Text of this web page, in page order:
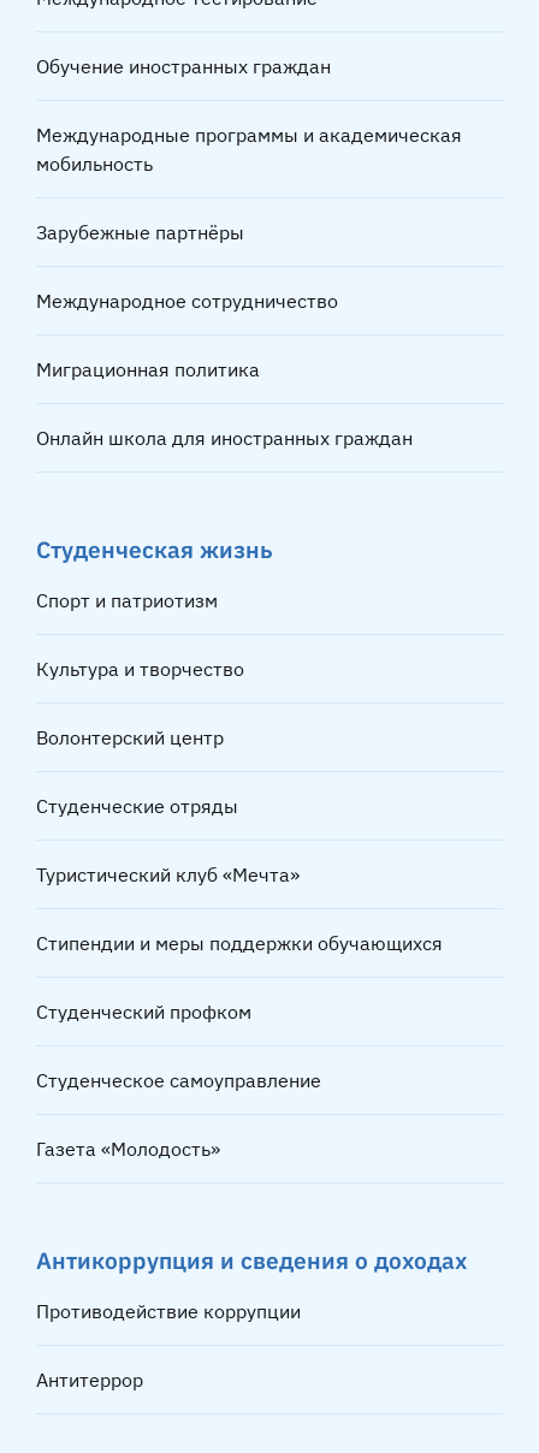
Обучение иностранных граждан
Международные программы и академическая
мобильность
Зарубежные партнёры
Международное сотрудничество
Миграционная политика
Онлайн школа для иностранных граждан
Студенческая жизнь
Спорт и патриотизм
Культура и творчество
Волонтерский центр
Студенческие отряды
Туристический клуб «Мечта»
Стипендии и меры поддержки обучающихся
Студенческий профком
Студенческое самоуправление
Газета «Молодость»
Антикоррупция и сведения о доходах
Противодействие коррупции
Антитеррор